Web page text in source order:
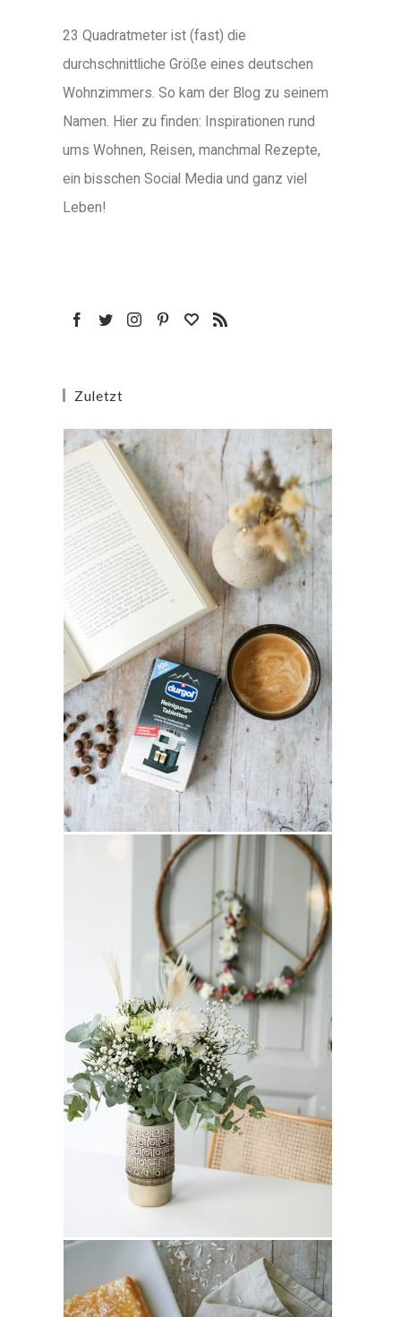
23 Quadratmeter ist (fast) die
durchschnittliche Größe eines deutschen
Wohnzimmers. So kam der Blog zu seinem
Namen. Hier zu finden: Inspirationen rund
ums Wohnen, Reisen, manchmal Rezepte,
ein bisschen Social Media und ganz viel
Leben!
Zuletzt